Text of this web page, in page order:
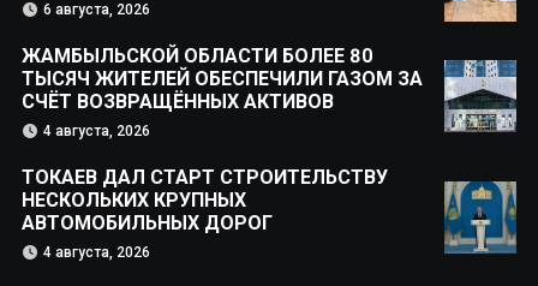
6 августа, 2026
ЖАМБЫЛЬСКОЙ ОБЛАСТИ БОЛЕЕ 80
ТЫСЯЧ ЖИТЕЛЕЙ ОБЕСПЕЧИЛИ ГАЗОМ ЗА
СЧЁТ ВОЗВРАЩЁННЫХ АКТИВОВ
4 августа, 2026
ТОКАЕВ ДАЛ СТАРТ СТРОИТЕЛЬСТВУ
НЕСКОЛЬКИХ КРУПНЫХ
АВТОМОБИЛЬНЫХ ДОРОГ
4 августа, 2026